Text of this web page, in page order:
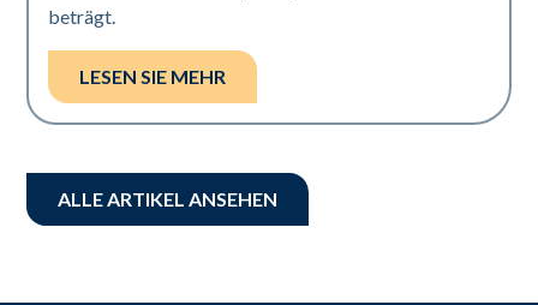
beträgt.
LESEN SIE MEHR
ALLE ARTIKEL ANSEHEN